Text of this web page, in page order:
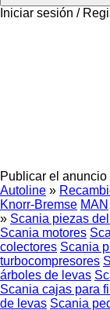
Iniciar sesión /
Publicar el anuncio
Autoline »
Knorr-Bremse MAN
» Scania piezas
Scania motores
colectores Scania
turbocompresores
árboles de levas
Scania cajas para
de levas Scania